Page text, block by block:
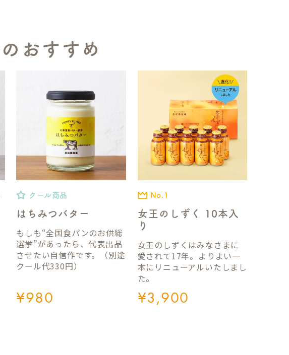
おすすめ
クール商品
はちみつバター
もしも“全国食パンのお供総
選挙”があったら、代表出品
させたい自信作です。（別途
クール代330円）
¥980
No.1
女王のしずく 10本入
り
女王のしずくはみなさまに
愛されて17年。よりよい一
本にリニューアルいたしまし
た。
¥3,900